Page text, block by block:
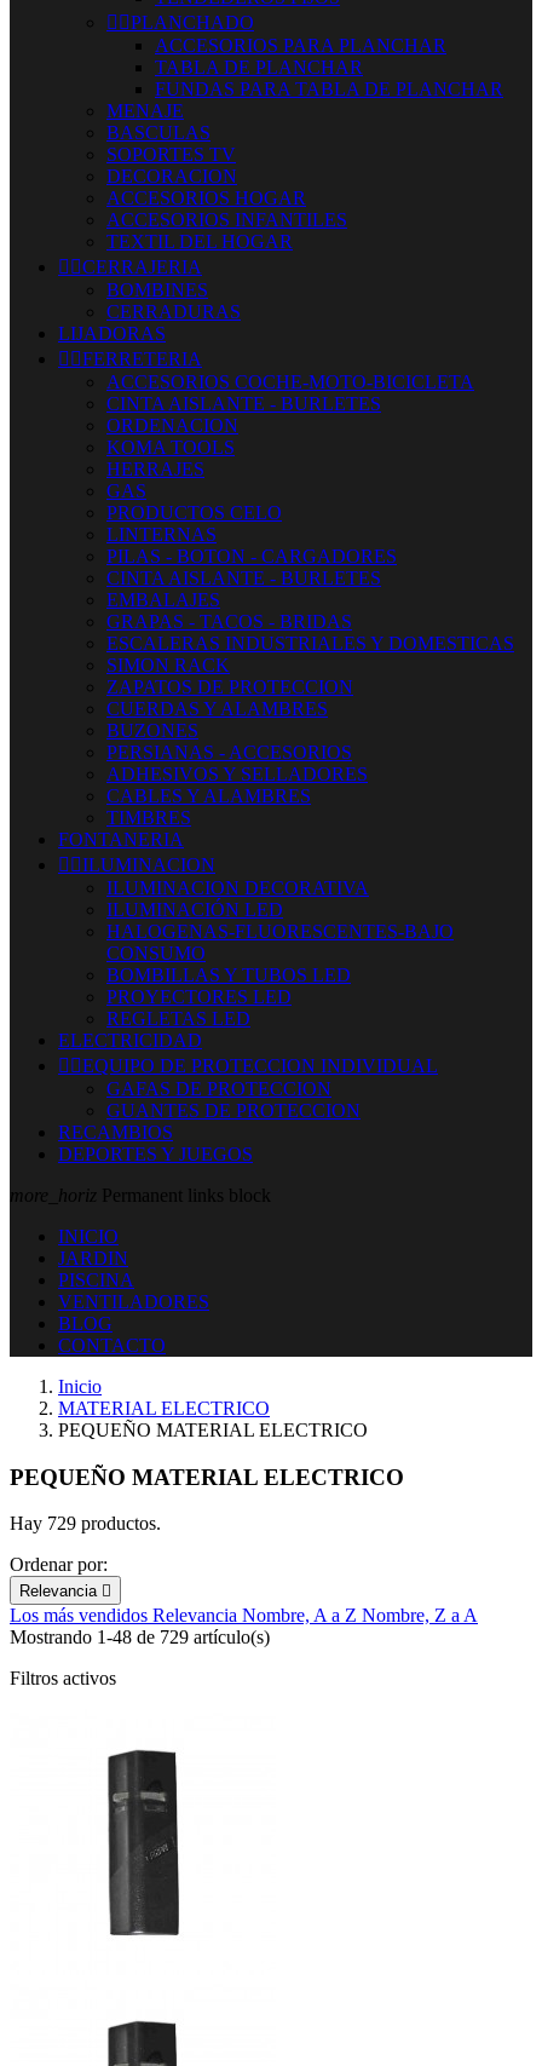
 PLANCHADO
ACCESORIOS PARA PLANCHAR
TABLA DE PLANCHAR
FUNDAS PARA TABLA DE PLANCHAR
MENAJE
BASCULAS
SOPORTES TV
DECORACION
ACCESORIOS HOGAR
ACCESORIOS INFANTILES
TEXTIL DEL HOGAR
 CERRAJERIA
BOMBINES
CERRADURAS
LIJADORAS
 FERRETERIA
ACCESORIOS COCHE-MOTO-BICICLETA
CINTA AISLANTE - BURLETES
ORDENACION
KOMA TOOLS
HERRAJES
GAS
PRODUCTOS CELO
LINTERNAS
PILAS - BOTON - CARGADORES
CINTA AISLANTE - BURLETES
EMBALAJES
GRAPAS - TACOS - BRIDAS
ESCALERAS INDUSTRIALES Y DOMESTICAS
SIMON RACK
ZAPATOS DE PROTECCION
CUERDAS Y ALAMBRES
BUZONES
PERSIANAS - ACCESORIOS
ADHESIVOS Y SELLADORES
CABLES Y ALAMBRES
TIMBRES
FONTANERIA
 ILUMINACION
ILUMINACION DECORATIVA
ILUMINACIÓN LED
HALOGENAS-FLUORESCENTES-BAJO
CONSUMO
BOMBILLAS Y TUBOS LED
PROYECTORES LED
REGLETAS LED
ELECTRICIDAD
 EQUIPO DE PROTECCION INDIVIDUAL
GAFAS DE PROTECCION
GUANTES DE PROTECCION
RECAMBIOS
DEPORTES Y JUEGOS
more_horiz Permanent links block
INICIO
JARDIN
PISCINA
VENTILADORES
BLOG
CONTACTO
Inicio
MATERIAL ELECTRICO
PEQUEÑO MATERIAL ELECTRICO
PEQUEÑO MATERIAL ELECTRICO
Hay 729 productos.
Ordenar por:
Relevancia 
Los más vendidos Relevancia Nombre, A a Z Nombre, Z a A
Mostrando 1-48 de 729 artículo(s)
Filtros activos